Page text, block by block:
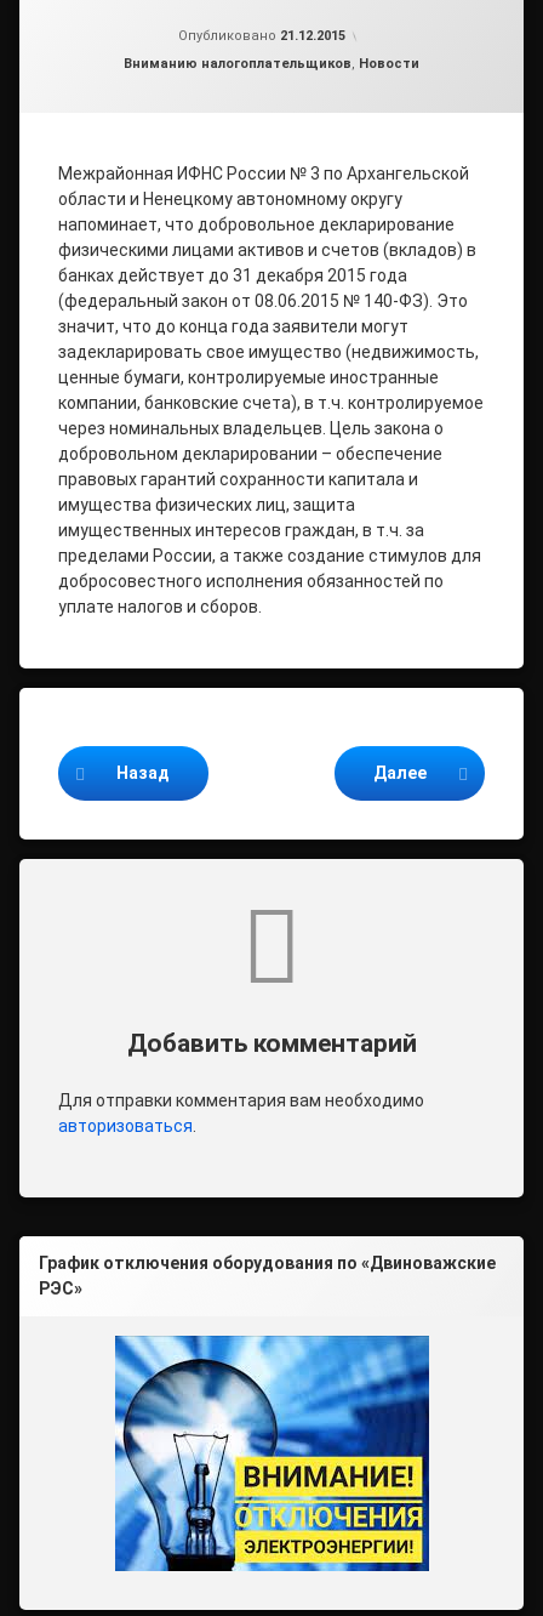
Опубликовано 21.12.2015
Рубрики:
Вниманию налогоплательщиков, Новости
Межрайонная ИФНС России № 3 по Архангельской
области и Ненецкому автономному округу
напоминает, что добровольное декларирование
физическими лицами активов и счетов (вкладов) в
банках действует до 31 декабря 2015 года
(федеральный закон от 08.06.2015 № 140-ФЗ). Это
значит, что до конца года заявители могут
задекларировать свое имущество (недвижимость,
ценные бумаги, контролируемые иностранные
компании, банковские счета), в т.ч. контролируемое
через номинальных владельцев. Цель закона о
добровольном декларировании – обеспечение
правовых гарантий сохранности капитала и
имущества физических лиц, защита
имущественных интересов граждан, в т.ч. за
пределами России, а также создание стимулов для
добросовестного исполнения обязанностей по
уплате налогов и сборов.
Назад Далее
Добавить комментарий
Для отправки комментария вам необходимо
авторизоваться
График отключения оборудования по «Двиноважские
РЭС»